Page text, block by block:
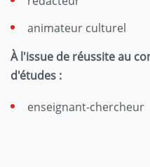
animateur culturel
À l'issue de réussite au
d'études :
enseignant-chercheur